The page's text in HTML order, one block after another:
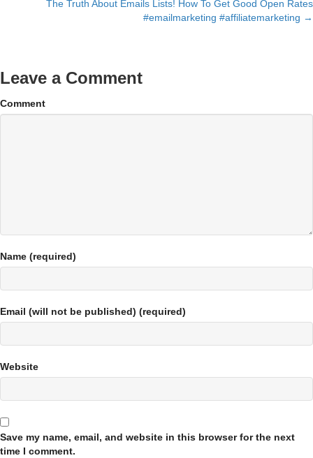
The Truth About Emails Lists! How To Get Good Open Rates
#emailmarketing #affiliatemarketing →
Leave a Comment
Comment
Name (required)
Email (will not be published) (required)
Website
Save my name, email, and website in this browser for the next
time I comment.